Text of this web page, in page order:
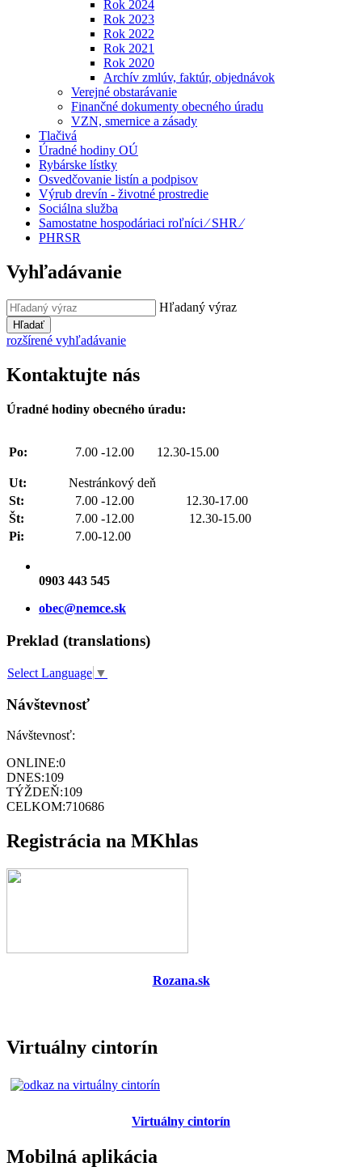
Rok 2024
Rok 2023
Rok 2022
Rok 2021
Rok 2020
Archív zmlúv, faktúr, objednávok
Verejné obstarávanie
Finančné dokumenty obecného úradu
VZN, smernice a zásady
Tlačivá
Úradné hodiny OÚ
Rybárske lístky
Osvedčovanie listín a podpisov
Výrub drevín - životné prostredie
Sociálna služba
Samostatne hospodáriaci roľníci ⁄ SHR ⁄
PHRSR
Vyhľadávanie
Hľadaný výraz
Hľadať
rozšírené vyhľadávanie
Kontaktujte nás
Úradné hodiny obecného úradu:
Po: 7.00 -12.00 12.30-15.00
Ut:
Nestránkový deň
St:
7.00 -12.00 12.30-17.00
Št:
7.00 -12.00 12.30-15.00
Pi:
7.00-12.00
0903 443 545
obec@nemce.sk
Preklad (translations)
Select Language ▼
Návštevnosť
Návštevnosť:
ONLINE:0
DNES:109
TÝŽDEŇ:109
CELKOM:710686
Registrácia na MKhlas
Rozana.sk
Virtuálny cintorín
Virtuálny cintorín
Mobilná aplikácia